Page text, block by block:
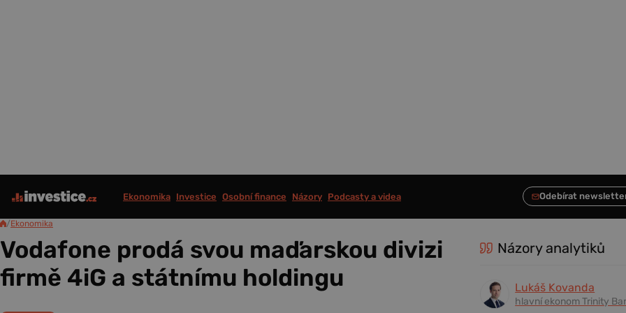
Ekonomika Investice Osobní finance Názory Podcasty a videa
/Ekonomika
Vodafone prodá svou maďarskou divizi
firmě 4iG a státnímu holdingu
Názory analytiků
Lukáš Kovanda
hlavní ekonom Trinity